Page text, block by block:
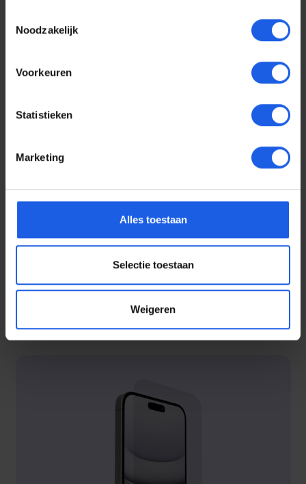
Noodzakelijk
Voorkeuren
Statistieken
Marketing
Alles toestaan
Selectie toestaan
Weigeren
Voor elke telefoon een
oortje